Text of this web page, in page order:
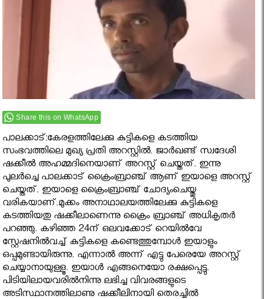
Share this on WhatsApp
പാലക്കാട്:കേരളത്തിലേക്കു കുട്ടികളെ കടത്തിയ
സംഭവത്തിലെ മുഖ്യ പ്രതി അറസ്റ്റില്‍. ജാര്‍ഖണ്ട് സ്വദേശി
ഷക്കീല്‍ അഹമ്മദിനെയാണ് അറസ്റ്റ് ചെയ്തത്. ഇന്നു
പുലര്‍ച്ചെ പാലക്കാട് ക്രൈംബ്രാഞ്ച് ആണ് ഇയാളെ അറസ്റ്റ്
ചെയ്തത്. ഇയാളെ ക്രൈംബ്രാഞ്ച് ചോദ്യംചെയ്തു
വരികയാണ്.മുക്കം അനാഥാലയത്തിലേക്കു കുട്ടികളെ
കടത്തിയതു ഷക്കീലാണെന്നു ക്രൈം ബ്രാഞ്ച് അധികൃതര്‍
പറഞ്ഞു. കഴിഞ്ഞ 24ന് ഒലവക്കോട് റെയില്‍വേ
സ്റ്റേഷനില്‍വച്ച് കുട്ടികളെ കണ്ടെത്തുമ്പോള്‍ ഇയാളും
ഒപ്പമുണ്ടായിരുന്നു. എന്നാല്‍ അന്ന് എട്ടു പേരെയേ അറസ്റ്റ്
ചെയ്യാനായുള്ളൂ. ഇയാള്‍ എങ്ങനെയോ രക്ഷപ്പെട്ടു.
പിടിയിലായവരില്‍നിന്നു ലഭിച്ച വിവരങ്ങളുടെ
അടിസ്ഥാനത്തിലാണു ഷക്കീലിനായി തെരച്ചില്‍